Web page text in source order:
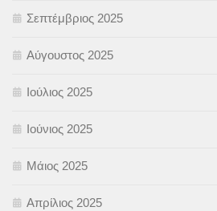
Σεπτέμβριος 2025
Αύγουστος 2025
Ιούλιος 2025
Ιούνιος 2025
Μάιος 2025
Απρίλιος 2025